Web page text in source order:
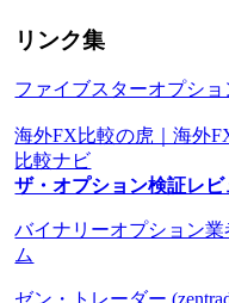
リンク集
ファイブスターオプシ
海外FX比較の虎｜海外
比較ナビ
ザ・オプション検証レ
バイナリーオプション
ム